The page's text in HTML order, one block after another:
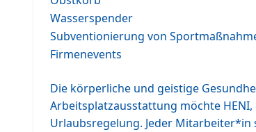
Wasserspender
Subventionierung von
Firmenevents
Die körperliche und geistige
Arbeitsplatzausstattung möchte
Urlaubsregelung. Jeder Mitarbeiter*in